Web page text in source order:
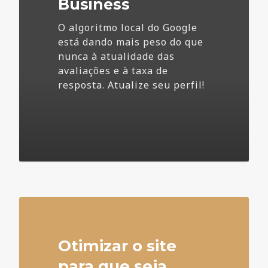
Business
O algoritmo local do Google
está dando mais peso do que
nunca à atualidade das
avaliações e à taxa de
resposta. Atualize seu perfil!
Otimizar o site